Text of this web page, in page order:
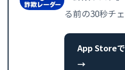
る前の30秒チェ
App Store
→